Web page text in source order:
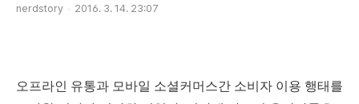
nerdstory 2016. 3. 14. 23:07
오프라인 유통과 모바일 소셜커머스간 소비자 이용 행태를